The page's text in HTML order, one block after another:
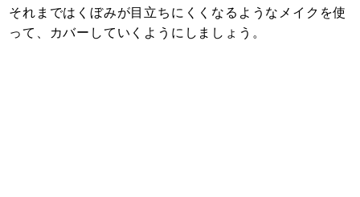
それまではくぼみが目立ちにくくなるようなメイクを使
って、カバーしていくようにしましょう。